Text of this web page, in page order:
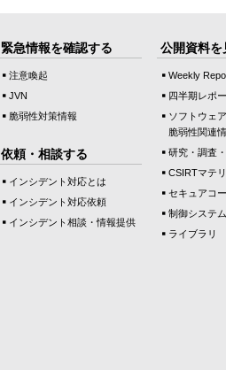
緊急情報を確認する
注意喚起
JVN
脆弱性対策情報
依頼・相談する
インシデント対応とは
インシデント対応依頼
インシデント相談・情報提供
公開資料を
Weekly
四半期レポ
ソフトウェ
脆弱性関連
研究・調査
CSIRTマテ
セキュアコ
制御システ
ライブラリ